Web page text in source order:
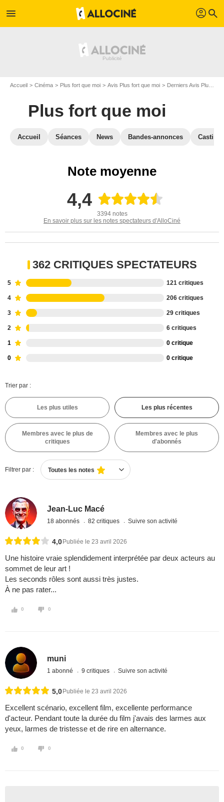
menu profil search
Accueil Cinéma Plus fort que moi Avis Plus fort que moi Derniers Avis Plus fort que moi
Plus fort que moi
Accueil Séances News Bandes-annonces Casting
Note moyenne
4,4
3394 notes
En savoir plus sur les notes spectateurs d'AlloCiné
362 CRITIQUES SPECTATEURS
5 121 critiques
4 206 critiques
3 29 critiques
2 6 critiques
1 0 critique
0 0 critique
Trier par :
Les plus utiles Les plus récentes
Membres avec le plus de
critiques
Membres avec le plus
d'abonnés
Filtrer par : Toutes les notes
Jean-Luc Macé
18 abonnés 82 critiques Suivre son activité
4,0 Publiée le 23 avril 2026
Une histoire vraie splendidement interprétée par deux acteurs au
sommet de leur art !
Les seconds rôles sont aussi très justes.
À ne pas rater...
0 0
muni
1 abonné 9 critiques Suivre son activité
5,0 Publiée le 23 avril 2026
Excellent scénario, excellent film, excellente performance
d'acteur. Pendant toute la durée du film j'avais des larmes aux
yeux, larmes de tristesse et de rire en alternance.
0 0